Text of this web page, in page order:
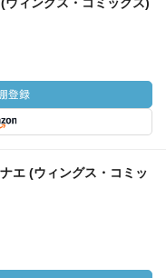
エ (ウィングス・コミッ